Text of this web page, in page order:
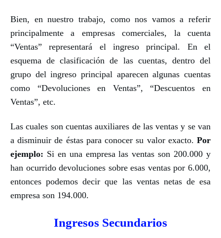
Bien, en nuestro trabajo, como nos vamos a referir
principalmente a empresas comerciales, la cuenta
“Ventas” representará el ingreso principal. En el
esquema de clasificación de las cuentas, dentro del
grupo del ingreso principal aparecen algunas cuentas
como “Devoluciones en Ventas”, “Descuentos en
Ventas”, etc.
Las cuales son cuentas auxiliares de las ventas y se van
a disminuir de éstas para conocer su valor exacto. Por
ejemplo: Si en una empresa las ventas son 200.000 y
han ocurrido devoluciones sobre esas ventas por 6.000,
entonces podemos decir que las ventas netas de esa
empresa son 194.000.
Ingresos Secundarios